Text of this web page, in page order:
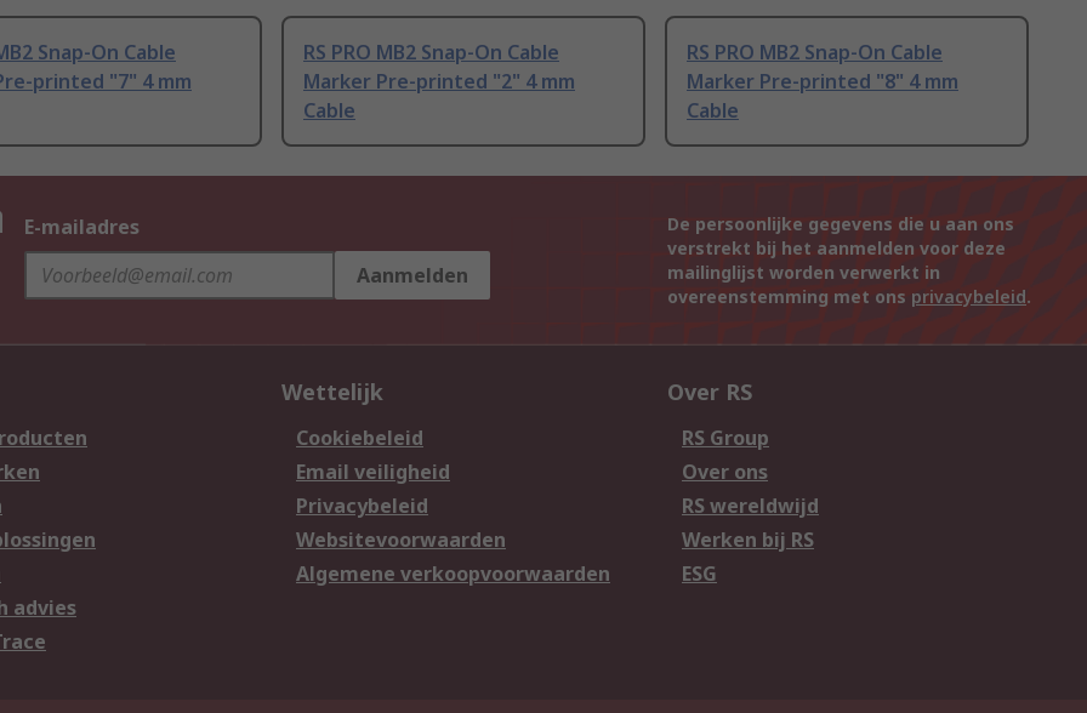
Snap-On Cable
printed "7" 4 mm
RS PRO MB2 Snap-On Cable
Marker Pre-printed "2" 4 mm
Cable
RS PRO MB2 Snap-On Cable
Marker Pre-printed "8" 4 mm
Cable
E-mailadres
Aanmelden
De persoonlijke gegevens die u aan ons
verstrekt bij het aanmelden voor deze
mailinglijst worden verwerkt in
overeenstemming met ons privacybeleid.
advies
Wettelijk
Cookiebeleid
Email veiligheid
Privacybeleid
Websitevoorwaarden
Algemene verkoopvoorwaarden
Over RS
RS Group
Over ons
RS wereldwijd
Werken bij RS
ESG